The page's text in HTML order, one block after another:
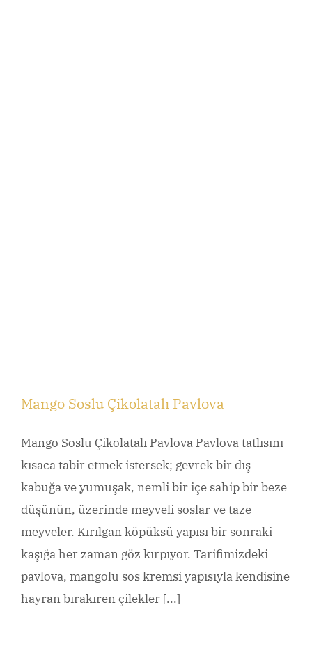
Mango Soslu Çikolatalı Pavlova
Mango Soslu Çikolatalı Pavlova Pavlova tatlısını
kısaca tabir etmek istersek; gevrek bir dış
kabuğa ve yumuşak, nemli bir içe sahip bir beze
düşünün, üzerinde meyveli soslar ve taze
meyveler. Kırılgan köpüksü yapısı bir sonraki
kaşığa her zaman göz kırpıyor. Tarifimizdeki
pavlova, mangolu sos kremsi yapısıyla kendisine
hayran bırakıren çilekler [...]